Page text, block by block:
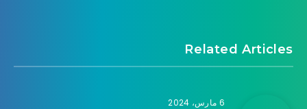
Related Articles
6 مارس، 2024